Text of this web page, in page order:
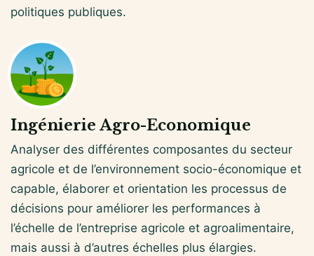
politiques publiques.
Ingénierie Agro-Economique
Analyser des différentes composantes du secteur
agricole et de l’environnement socio-économique et
capable, élaborer et orientation les processus de
décisions pour améliorer les performances à
l’échelle de l’entreprise agricole et agroalimentaire,
mais aussi à d’autres échelles plus élargies.